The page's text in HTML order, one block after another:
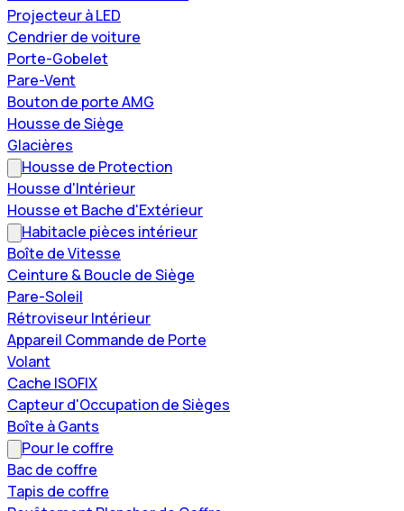
Projecteur à LED
Cendrier de voiture
Porte-Gobelet
Pare-Vent
Bouton de porte AMG
Housse de Siège
Glacières
Housse de Protection
Housse d'Intérieur
Housse et Bache d'Extérieur
Habitacle pièces intérieur
Boîte de Vitesse
Ceinture & Boucle de Siège
Pare-Soleil
Rétroviseur Intérieur
Appareil Commande de Porte
Volant
Cache ISOFIX
Capteur d'Occupation de Sièges
Boîte à Gants
Pour le coffre
Bac de coffre
Tapis de coffre